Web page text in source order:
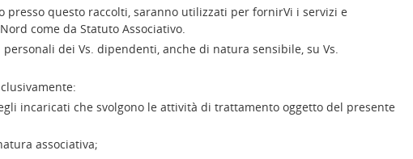
presso questo raccolti, saranno utilizzati per fornirVi i servizi e
come da Statuto Associativo.
dei Vs. dipendenti, anche di natura sensibile, su Vs.
incaricati che svolgono le attività di trattamento oggetto del presente
associativa;